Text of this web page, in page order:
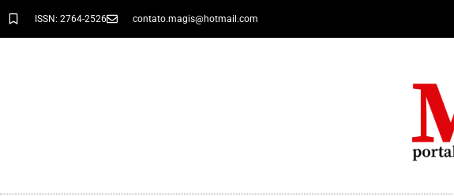
ISSN: 2764-2526 contato.magis@hotmail.com